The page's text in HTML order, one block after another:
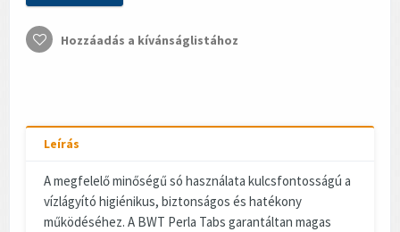
Hozzáadás a kívánságlistához
Leírás
A megfelelő minőségű só használata kulcsfontosságú a
vízlágyító higiénikus, biztonságos és hatékony
működéséhez. A BWT Perla Tabs garantáltan magas